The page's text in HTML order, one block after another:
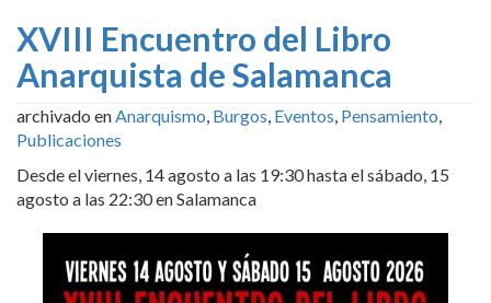
XVIII Encuentro del Libro
Anarquista de Salamanca
archivado enAnarquismo, Burgos, Eventos, Pensamiento,
Publicaciones
Desde el viernes, 14 agosto a las 19:30 hasta el sábado, 15
agosto a las 22:30 en Salamanca